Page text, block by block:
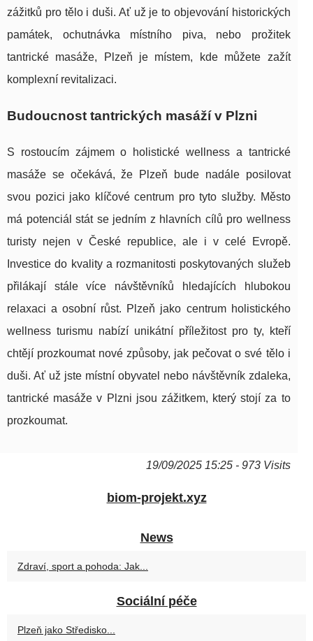
zážitků pro tělo i duši. Ať už je to objevování historických
památek, ochutnávka místního piva, nebo prožitek
tantrické masáže, Plzeň je místem, kde můžete zažít
komplexní revitalizaci.
Budoucnost tantrických masáží v Plzni
S rostoucím zájmem o holistické wellness a tantrické
masáže se očekává, že Plzeň bude nadále posilovat
svou pozici jako klíčové centrum pro tyto služby. Město
má potenciál stát se jedním z hlavních cílů pro wellness
turisty nejen v České republice, ale i v celé Evropě.
Investice do kvality a rozmanitosti poskytovaných služeb
přilákají stále více návštěvníků hledajících hlubokou
relaxaci a osobní růst. Plzeň jako centrum holistického
wellness turismu nabízí unikátní příležitost pro ty, kteří
chtějí prozkoumat nové způsoby, jak pečovat o své tělo i
duši. Ať už jste místní obyvatel nebo návštěvník zdaleka,
tantrické masáže v Plzni jsou zážitkem, který stojí za to
prozkoumat.
19/09/2025 15:25 - 973 Visits
biom-projekt.xyz
News
Zdraví, sport a pohoda: Jak...
Sociální péče
Plzeň jako Středisko...